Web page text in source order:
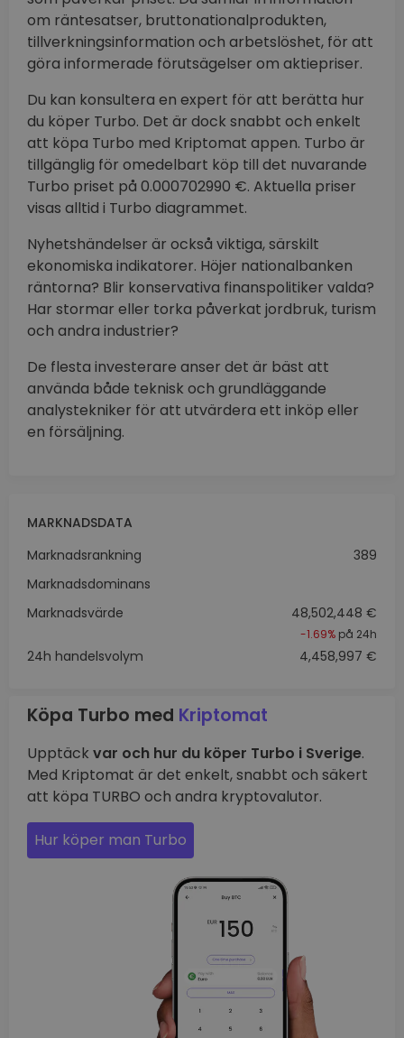
om räntesatser, bruttonationalprodukten,
tillverkningsinformation och arbetslöshet, för att
göra informerade förutsägelser om aktiepriser.
Du kan konsultera en expert för att berätta hur
du köper Turbo. Det är dock snabbt och enkelt
att köpa Turbo med Kriptomat appen. Turbo är
tillgänglig för omedelbart köp till det nuvarande
Turbo priset på 0.000702990 €. Aktuella priser
visas alltid i Turbo diagrammet.
Nyhetshändelser är också viktiga, särskilt
ekonomiska indikatorer. Höjer nationalbanken
räntorna? Blir konservativa finanspolitiker valda?
Har stormar eller torka påverkat jordbruk, turism
och andra industrier?
De flesta investerare anser det är bäst att
använda både teknisk och grundläggande
analystekniker för att utvärdera ett inköp eller
en försäljning.
MARKNADSDATA
Marknadsrankning
389
Marknadsdominans
Marknadsvärde
48,502,448 €
-1.69% på 24h
24h handelsvolym 4,458,997 €
Köpa Turbo med Kriptomat
Upptäck var och hur du köper Turbo i Sverige.
Med Kriptomat är det enkelt, snabbt och säkert
att köpa TURBO och andra kryptovalutor.
Hur köper man Turbo